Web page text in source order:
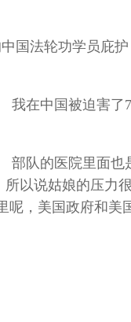
国法轮功学员庇
我在中国被迫害了
部队的医院里面也
以说姑娘的压力
呢，美国政府和美